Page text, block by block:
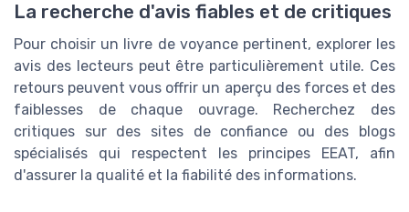
La recherche d'avis fiables et de critiques
Pour choisir un livre de voyance pertinent, explorer les
avis des lecteurs peut être particulièrement utile. Ces
retours peuvent vous offrir un aperçu des forces et des
faiblesses de chaque ouvrage. Recherchez des
critiques sur des sites de confiance ou des blogs
spécialisés qui respectent les principes EEAT, afin
d'assurer la qualité et la fiabilité des informations.